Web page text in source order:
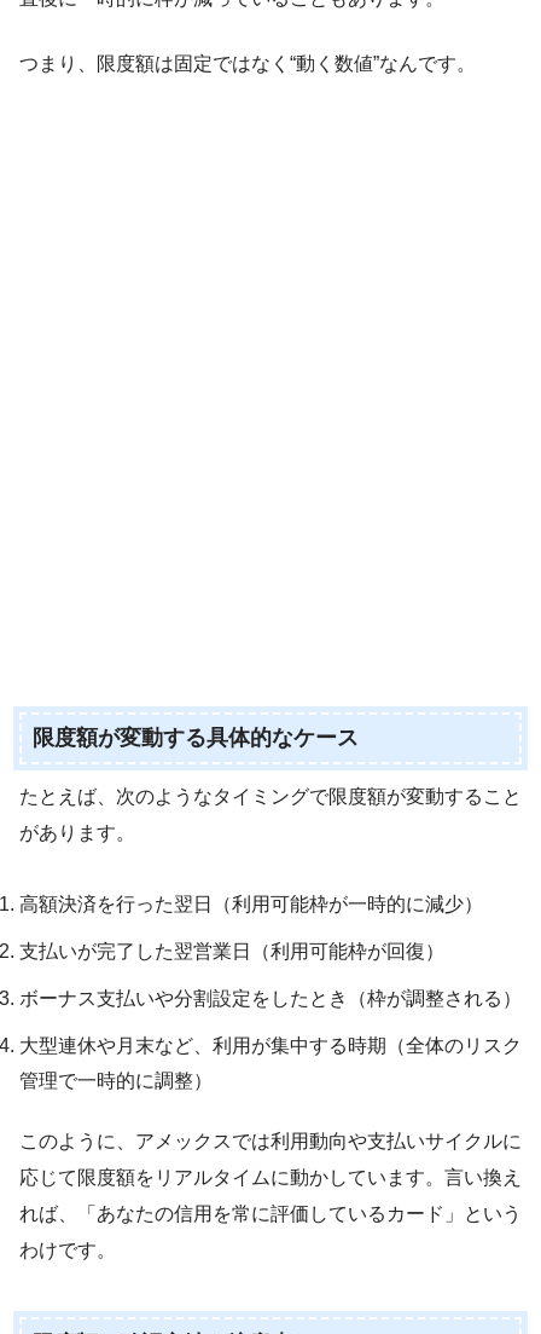
つまり、限度額は固定ではなく“動く数値”なんです。
限度額が変動する具体的なケース
たとえば、次のようなタイミングで限度額が変動すること
があります。
高額決済を行った翌日（利用可能枠が一時的に減少）
支払いが完了した翌営業日（利用可能枠が回復）
ボーナス支払いや分割設定をしたとき（枠が調整される）
大型連休や月末など、利用が集中する時期（全体のリスク
管理で一時的に調整）
このように、アメックスでは利用動向や支払いサイクルに
応じて限度額をリアルタイムに動かしています。言い換え
れば、「あなたの信用を常に評価しているカード」という
わけです。